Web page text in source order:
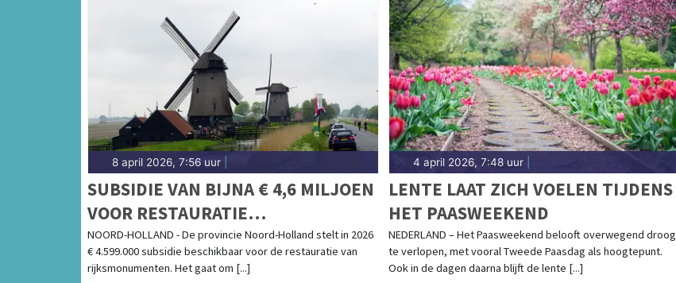
8 april 2026, 7:56 uur
SUBSIDIE VAN BIJNA € 4,6 MILJOEN
VOOR RESTAURATIE
RIJKSMONUMENTEN
NOORD-HOLLAND - De provincie Noord-Holland stelt in 2026
€ 4.599.000 subsidie beschikbaar voor de restauratie van
rijksmonumenten. Het gaat om [...]
4 april 2026, 7:48 uur|
LENTE LAAT ZICH VOELEN TIJDENS
HET PAASWEEKEND
NEDERLAND – Het Paasweekend belooft overwegend droog
te verlopen, met vooral Tweede Paasdag als hoogtepunt.
Ook in de dagen daarna blijft de lente [...]